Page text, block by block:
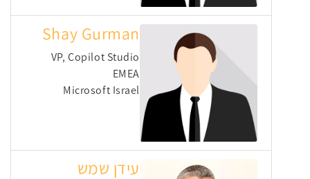
Shay Gurman
VP, Copilot Studio
EMEA
Microsoft Israel
עידן שמש